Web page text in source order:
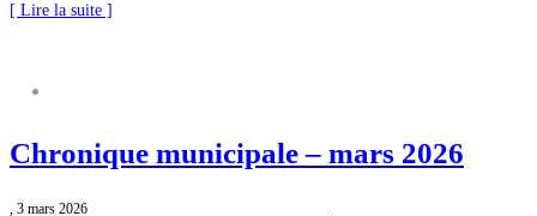
[ Lire la suite ]
Chronique municipale – mars 2026
, 3 mars 2026